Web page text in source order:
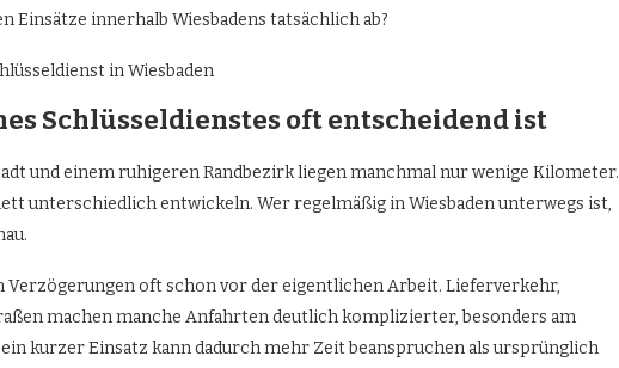
Einsätze innerhalb Wiesbadens tatsächlich ab?
Schlüsseldienstes oft entscheidend ist
und einem ruhigeren Randbezirk liegen manchmal nur wenige Kilometer.
unterschiedlich entwickeln. Wer regelmäßig in Wiesbaden unterwegs ist,
Verzögerungen oft schon vor der eigentlichen Arbeit. Lieferverkehr,
machen manche Anfahrten deutlich komplizierter, besonders am
kurzer Einsatz kann dadurch mehr Zeit beanspruchen als ursprünglich